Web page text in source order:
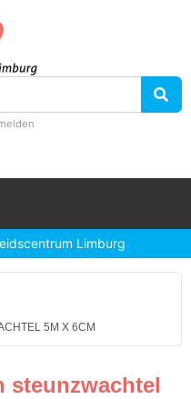
Limburg
5M X 6CM
steunzwachtel